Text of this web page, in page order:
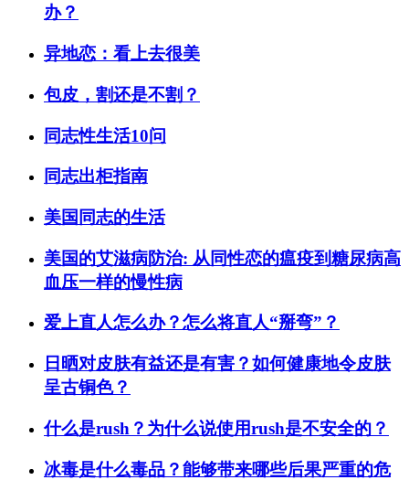
办？
异地恋：看上去很美
包皮，割还是不割？
同志性生活10问
同志出柜指南
美国同志的生活
美国的艾滋病防治: 从同性恋的瘟疫到糖尿病高
血压一样的慢性病
爱上直人怎么办？怎么将直人“掰弯”？
日晒对皮肤有益还是有害？如何健康地令皮肤
呈古铜色？
什么是rush？为什么说使用rush是不安全的？
冰毒是什么毒品？能够带来哪些后果严重的危